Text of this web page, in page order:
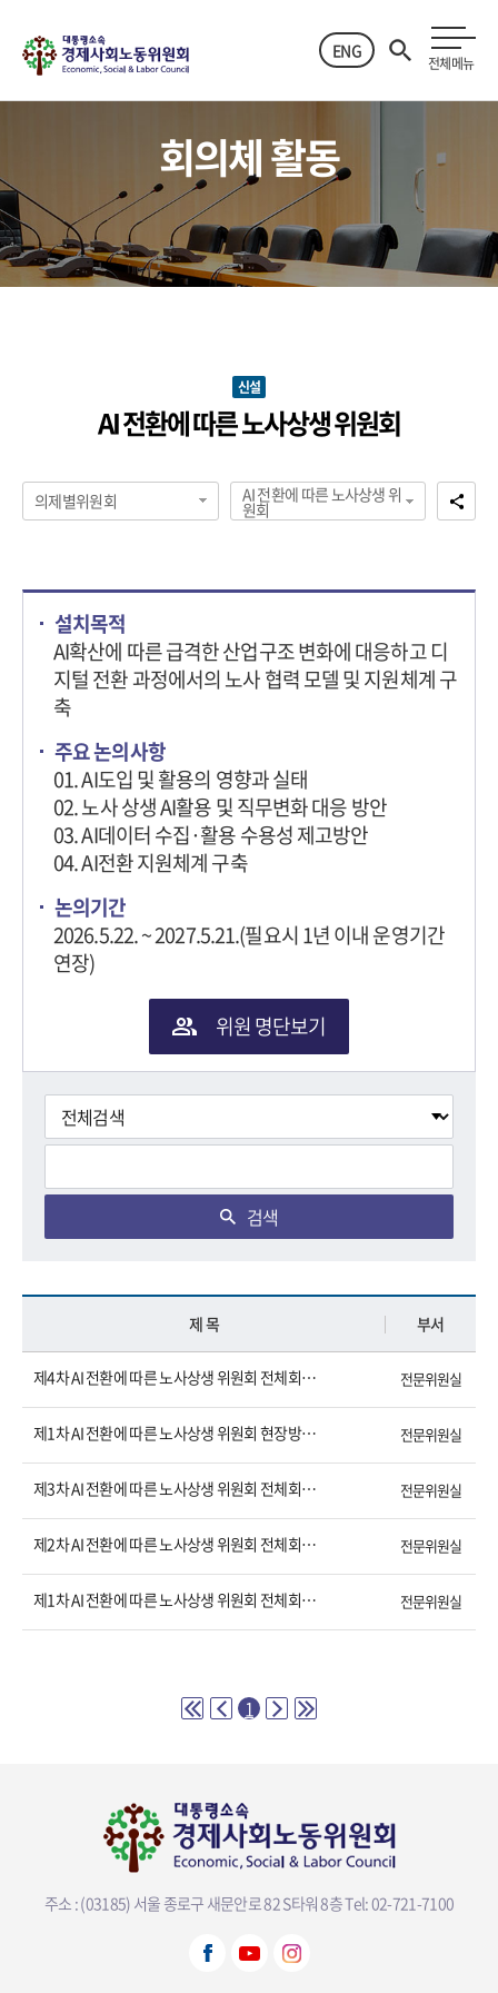
ENG
전체메뉴
회의체 활동
신설
AI 전환에 따른 노사상생 위원회
의제별위원회 AI 전환에 따른 노사상생 위
원회
설치목적
AI확산에 따른 급격한 산업구조 변화에 대응하고 디
지털 전환 과정에서의 노사 협력 모델 및 지원체계 구
축
주요 논의사항
01. AI도입 및 활용의 영향과 실태
02. 노사 상생 AI활용 및 직무변화 대응 방안
03. AI데이터 수집·활용 수용성 제고방안
04. AI전환 지원체계 구축
논의기간
2026.5.22. ~ 2027.5.21.(필요시 1년 이내 운영기간
연장)
위원 명단보기
검색
제 목 부서
제4차 AI 전환에 따른 노사상생 위원회 전체회의 결과 전문위원실
제1차 AI 전환에 따른 노사상생 위원회 현장방문 결과 전문위원실
제3차 AI 전환에 따른 노사상생 위원회 전체회의 결과 전문위원실
제2차 AI 전환에 따른 노사상생 위원회 전체회의 결과 전문위원실
제1차 AI 전환에 따른 노사상생 위원회 전체회의 결과 전문위원실
1
주소 : (03185) 서울 종로구 새문안로 82 S타워 8층Tel: 02-721-7100
뷰어다운로드 선택